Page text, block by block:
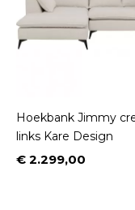
Hoekbank Jimmy
links Kare Design
Prijs
€ 2.299,00